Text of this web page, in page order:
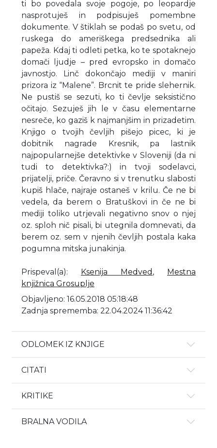
ti bo povedala svoje pogoje, po leopardje
nasprotuješ in podpisuješ pomembne
dokumente. V štiklah se podaš po svetu, od
ruskega do ameriškega predsednika ali
papeža. Kdaj ti odleti petka, ko te spotaknejo
domači ljudje – pred evropsko in domačo
javnostjo. Linč dokončajo mediji v maniri
prizora iz “Malene”. Brcnit te pride slehernik.
Ne pustiš se sezuti, ko ti čevlje seksistično
očitajo. Sezuješ jih le v času elementarne
nesreče, ko gaziš k najmanjšim in prizadetim.
Knjigo o tvojih čevljih pišejo picec, ki je
dobitnik nagrade Kresnik, pa lastnik
najpopularnejše detektivke v Sloveniji (da ni
tudi to detektivka?:) in tvoji sodelavci,
prijatelji, priče. Čeravno si v trenutku slabosti
kupiš hlače, najraje ostaneš v krilu. Če ne bi
vedela, da berem o Bratuškovi in če ne bi
mediji toliko utrjevali negativno snov o njej
oz. sploh nič pisali, bi utegnila domnevati, da
berem oz. sem v njenih čevljih postala kaka
pogumna mitska junakinja.
Prispeval(a): Ksenija Medved ,
Mestna
knjižnica Grosuplje
Objavljeno: 16.05.2018 05:18:48
Zadnja sprememba: 22.04.2024 11:36:42
ODLOMEK IZ KNJIGE
CITATI
KRITIKE
BRALNA VODILA